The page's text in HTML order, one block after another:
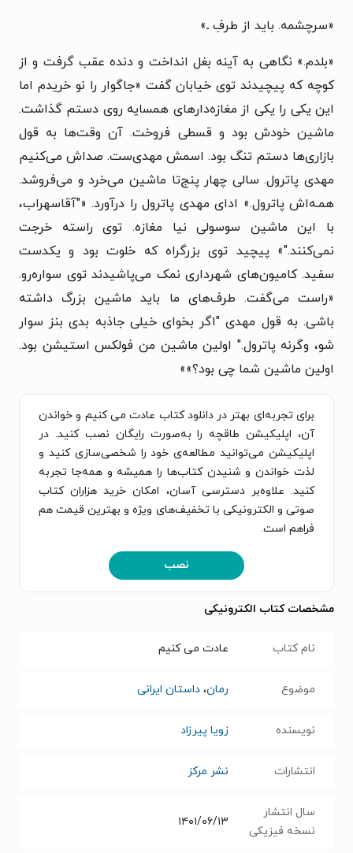
«سرچشمه. باید از طرفِ ـ»
«بلدم.» نگاهی به آینه بغل انداخت و دنده عقب گرفت و از
کوچه که پیچیدند توی خیابان گفت «جاگوار را نو خریدم اما
این یکی را یکی از مغازه‌دارهای همسایه روی دستم گذاشت.
ماشین خودش بود و قسطی فروخت. آن وقت‌ها به قول
بازاری‌ها دستم تنگ بود. اسمش مهدی‌ست. صداش می‌کنیم
مهدی پاترول. سالی چهار پنج‌تا ماشین می‌خرد و می‌فروشد.
همـه‌اش پاترول.» ادای مهدی پاترول را درآورد. «"آقاسهراب،
با این ماشین سوسولی نیا مغازه. توی راسته خرجت
نمی‌کنند."» پیچید توی بزرگراه که خلوت بود و یکدست
سفید. کامیون‌های شهرداری نمک می‌پاشیدند توی سواره‌رو.
«راست می‌گفت. طرف‌های ما باید ماشین بزرگ داشته
باشی. به قول مهدی "اگر بخوای خیلی جاذبه بدی بنز سوار
شو، وگرنه پاترول." اولین ماشین من فولکس استیشن بود.
اولین ماشین شما چی بود؟»»
برای تجربه‌ای بهتر در دانلود کتاب عادت می کنیم و خواندن
آن، اپلیکیشن طاقچه را به‌صورت رایگان نصب کنید. در
اپلیکیشن می‌توانید مطالعه‌ی خود را شخصی‌سازی کنید و
لذت خواندن و شنیدن کتاب‌ها را همیشه و همه‌جا تجربه
کنید. علاوه‌بر دسترسی آسان، امکان خرید هزاران کتاب
صوتی و الکترونیکی با تخفیف‌های ویژه و بهترین قیمت هم
فراهم است.
نصب
مشخصات کتاب الکترونیکی
نام کتاب عادت می کنیم
موضوع رمان، داستان ایرانی
نویسنده زویا پیرزاد
انتشارات نشر مرکز
سال انتشار
نسخه فیزیکی
۱۴۰۱/۰۶/۱۳